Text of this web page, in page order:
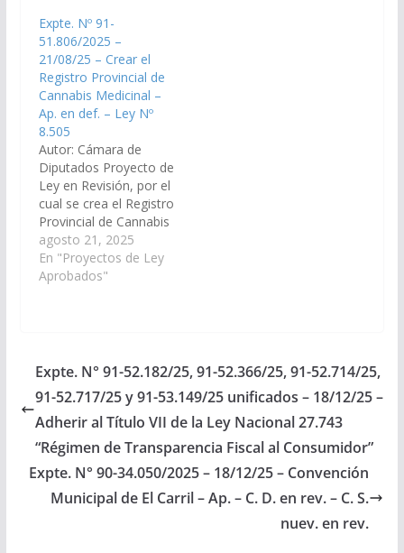
w), artículo 4°…
Expte. Nº 91-
51.806/2025 –
21/08/25 – Crear el
Registro Provincial de
Cannabis Medicinal –
Ap. en def. – Ley Nº
8.505
Autor: Cámara de
Diputados Proyecto de
Ley en Revisión, por el
cual se crea el Registro
Provincial de Cannabis
Medicinal en el ámbito
del Ministerio de Salud
Pública. (Expte. N° 91-
definitiva, el
04/09/2025 Poder
Ejecutivo para su
Promulgación.…
agosto 21, 2025
En "Proyectos de Ley
Aprobados"
Expte. N° 91-52.182/25, 91-52.366/25, 91-52.714/25,
91-52.717/25 y 91-53.149/25 unificados – 18/12/25 –
Adherir al Título VII de la Ley Nacional 27.743
“Régimen de Transparencia Fiscal al Consumidor”
Expte. N° 90-34.050/2025 – 18/12/25 – Convención
Municipal de El Carril – Ap. – C. D. en rev. – C. S.
nuev. en rev.